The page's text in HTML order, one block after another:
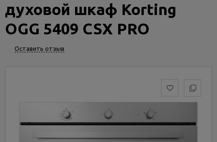
Услуги
и
сервис
духовой шкаф Korting
OGG 5409 CSX PRO
Оставить отзыв